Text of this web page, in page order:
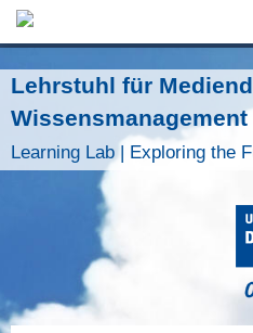
Jump to
Lehrstuhl für
Wissensmanagement
Learning Lab | Exploring the